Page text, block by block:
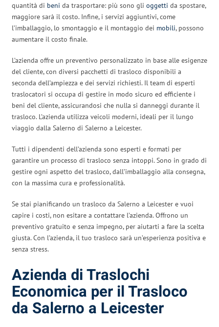
quantità di beni da trasportare: più sono gli oggetti da spostare,
maggiore sarà il costo. Infine, i servizi aggiuntivi, come
l’imballaggio, lo smontaggio e il montaggio dei mobili, possono
aumentare il costo finale.
L’azienda offre un preventivo personalizzato in base alle esigenze
del cliente, con diversi pacchetti di trasloco disponibili a
seconda dell’ampiezza e dei servizi richiesti. Il team di esperti
traslocatori si occupa di gestire in modo sicuro ed efficiente i
beni del cliente, assicurandosi che nulla si danneggi durante il
trasloco. L’azienda utilizza veicoli moderni, ideali per il lungo
viaggio dalla Salerno di Salerno a Leicester.
Tutti i dipendenti dell’azienda sono esperti e formati per
garantire un processo di trasloco senza intoppi. Sono in grado di
gestire ogni aspetto del trasloco, dall’imballaggio alla consegna,
con la massima cura e professionalità.
Se stai pianificando un trasloco da Salerno a Leicester e vuoi
capire i costi, non esitare a contattare l’azienda. Offrono un
preventivo gratuito e senza impegno, per aiutarti a fare la scelta
giusta. Con l’azienda, il tuo trasloco sarà un’esperienza positiva e
senza stress.
Azienda di Traslochi
Economica per il Trasloco
da Salerno a Leicester